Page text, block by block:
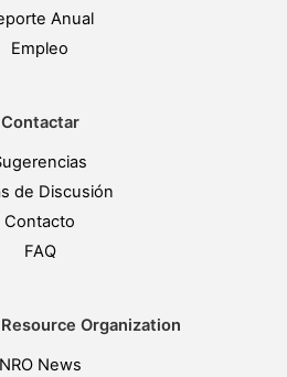
Anual
Empleo
Contactar
de Discusión
Contacto
FAQ
Organization
NRO News